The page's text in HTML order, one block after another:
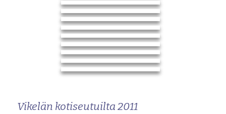
Vikelän kotiseutuilta 2011